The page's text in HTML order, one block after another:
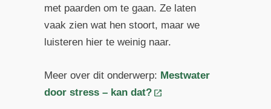
met paarden om te gaan. Ze laten
vaak zien wat hen stoort, maar we
luisteren hier te weinig naar.
Meer over dit onderwerp: Mestwater
door stress – kan dat?